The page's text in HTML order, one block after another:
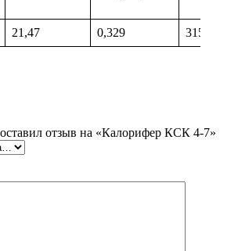
21,47 0,329 3150
отзыв на «Калорифер КСК 4-7»